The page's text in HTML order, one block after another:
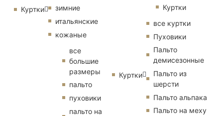
Куртки
зимние
итальянские
кожаные
все
большие
размеры
пальто
пуховики
пальто на
Куртки
Куртки
все куртки
Пуховики
Пальто
демисезонные
Пальто из
шерсти
Пальто альпака
Пальто на меху